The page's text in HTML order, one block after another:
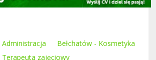
Administracja
Bełchatów - Kosmetyka
Terapeuta zajęciowy